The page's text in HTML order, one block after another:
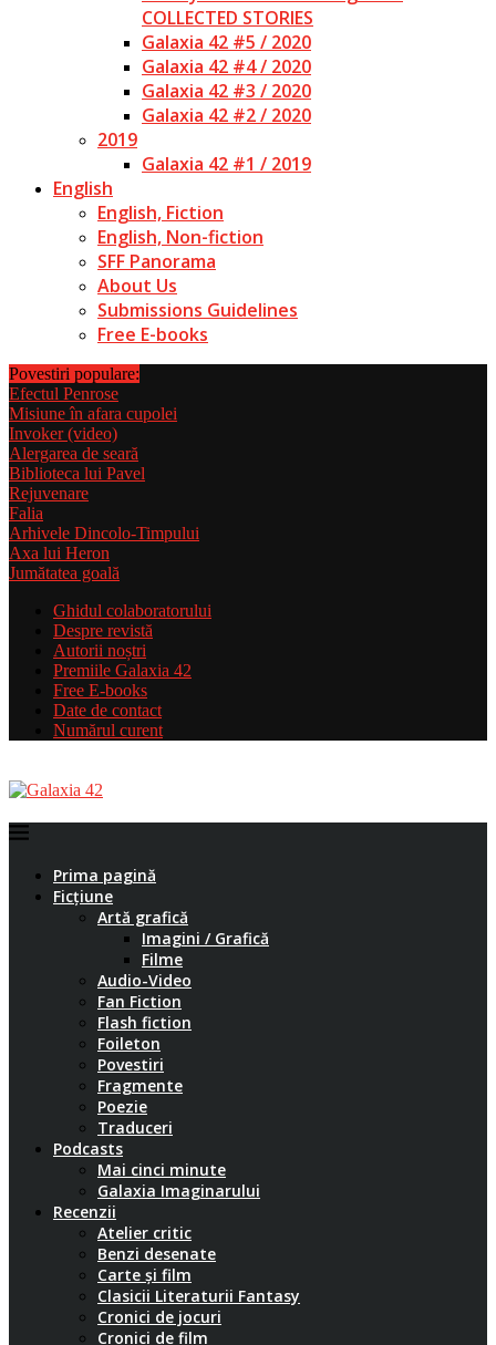
COLLECTED STORIES
Galaxia 42 #5 / 2020
Galaxia 42 #4 / 2020
Galaxia 42 #3 / 2020
Galaxia 42 #2 / 2020
2019
Galaxia 42 #1 / 2019
English
English, Fiction
English, Non-fiction
SFF Panorama
About Us
Submissions Guidelines
Free E-books
Povestiri populare:
Efectul Penrose
Misiune în afara cupolei
Invoker (video)
Alergarea de seară
Biblioteca lui Pavel
Rejuvenare
Falia
Arhivele Dincolo-Timpului
Axa lui Heron
Jumătatea goală
Ghidul colaboratorului
Despre revistă
Autorii noștri
Premiile Galaxia 42
Free E-books
Date de contact
Numărul curent
Prima pagină
Ficțiune
Artă grafică
Imagini / Grafică
Filme
Audio-Video
Fan Fiction
Flash fiction
Foileton
Povestiri
Fragmente
Poezie
Traduceri
Podcasts
Mai cinci minute
Galaxia Imaginarului
Recenzii
Atelier critic
Benzi desenate
Carte și film
Clasicii Literaturii Fantasy
Cronici de jocuri
Cronici de film